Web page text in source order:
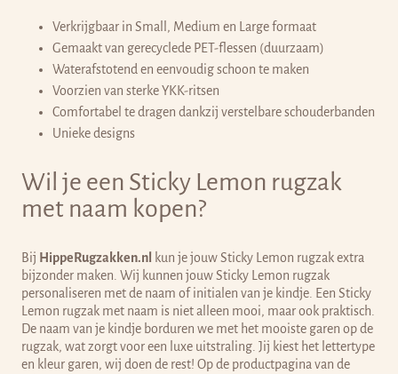
Verkrijgbaar in Small, Medium en Large formaat
Gemaakt van gerecyclede PET-flessen (duurzaam)
Waterafstotend en eenvoudig schoon te maken
Voorzien van sterke YKK-ritsen
Comfortabel te dragen dankzij verstelbare schouderbanden
Unieke designs
Wil je een Sticky Lemon rugzak
met naam kopen?
Bij HippeRugzakken.nl
kun je jouw Sticky Lemon rugzak extra
bijzonder maken. Wij kunnen jouw Sticky Lemon rugzak
personaliseren met de naam of initialen van je kindje. Een Sticky
Lemon rugzak met naam is niet alleen mooi, maar ook praktisch.
De naam van je kindje borduren we met het mooiste garen op de
rugzak, wat zorgt voor een luxe uitstraling. Jij kiest het lettertype
en kleur garen, wij doen de rest! Op de productpagina van de